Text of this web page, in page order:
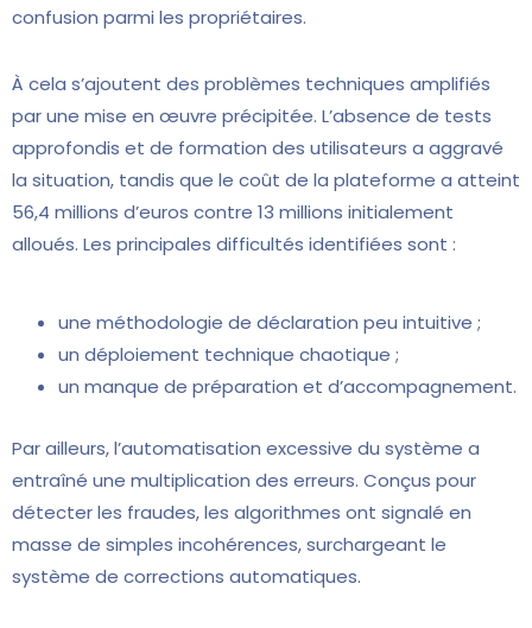
confusion parmi les propriétaires.
À cela s’ajoutent des problèmes techniques amplifiés
par une mise en œuvre précipitée. L’absence de tests
approfondis et de formation des utilisateurs a aggravé
la situation, tandis que le coût de la plateforme a atteint
56,4 millions d’euros contre 13 millions initialement
alloués. Les principales difficultés identifiées sont :
une méthodologie de déclaration peu intuitive ;
un déploiement technique chaotique ;
un manque de préparation et d’accompagnement.
Par ailleurs, l’automatisation excessive du système a
entraîné une multiplication des erreurs. Conçus pour
détecter les fraudes, les algorithmes ont signalé en
masse de simples incohérences, surchargeant le
système de corrections automatiques.